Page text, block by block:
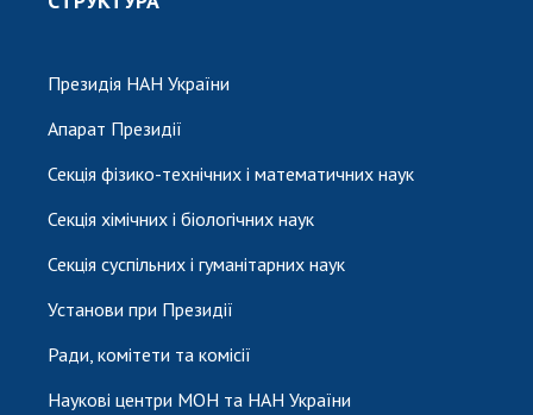
Президія НАН України
Апарат Президії
Секція фізико-технічних і математичних наук
Секція хімічних і біологічних наук
Секція суспільних і гуманітарних наук
Установи при Президії
Ради, комітети та комісії
Наукові центри МОН та НАН України